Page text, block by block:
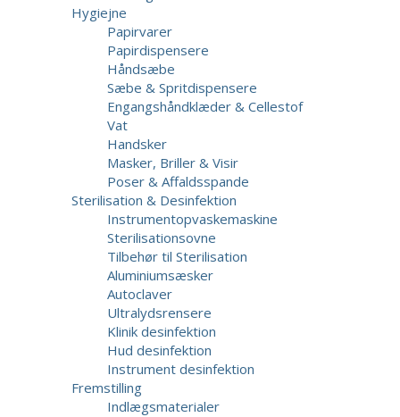
Hygiejne
Papirvarer
Papirdispensere
Håndsæbe
Sæbe & Spritdispensere
Engangshåndklæder & Cellestof
Vat
Handsker
Masker, Briller & Visir
Poser & Affaldsspande
Sterilisation & Desinfektion
Instrumentopvaskemaskine
Sterilisationsovne
Tilbehør til Sterilisation
Aluminiumsæsker
Autoclaver
Ultralydsrensere
Klinik desinfektion
Hud desinfektion
Instrument desinfektion
Fremstilling
Indlægsmaterialer